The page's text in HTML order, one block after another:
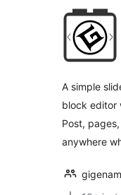
A simple
block editor
Post,
anywhere
gigenam